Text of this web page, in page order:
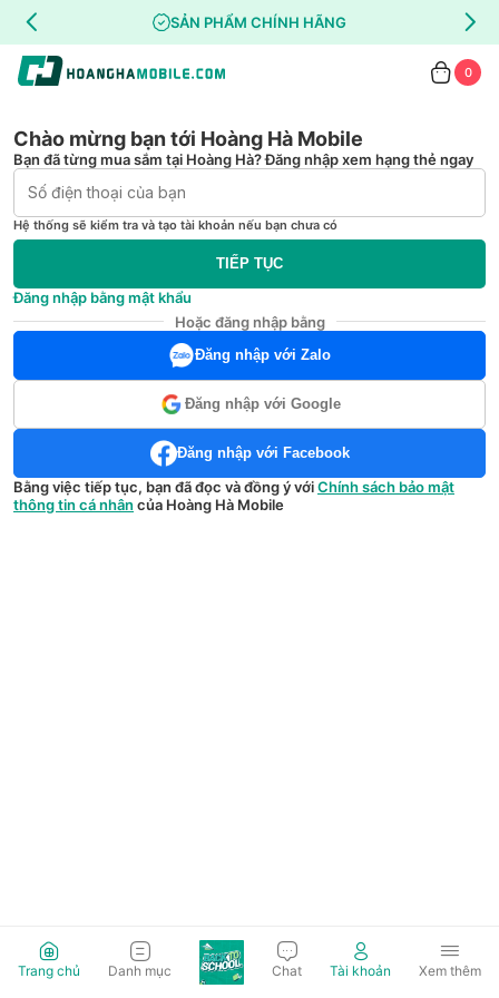
SẢN PHẨM CHÍNH HÃNG
0
Chào mừng bạn tới Hoàng Hà Mobile
Bạn đã từng mua sắm tại Hoàng Hà? Đăng nhập xem hạng thẻ ngay
Hệ thống sẽ kiểm tra và tạo tài khoản nếu bạn chưa có
TIẾP TỤC
Đăng nhập bằng mật khẩu
Hoặc đăng nhập bằng
Đăng nhập với Zalo
Đăng nhập với Google
Đăng nhập với Facebook
Bằng việc tiếp tục, bạn đã đọc và đồng ý vớiChính sách bảo mật
thông tin cá nhân của Hoàng Hà Mobile
Trang chủ Danh mục Chat Tài khoản Xem thêm